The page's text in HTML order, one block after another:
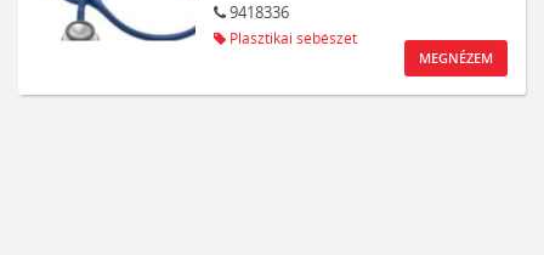
9418336
Plasztikai sebészet
MEGNÉZEM